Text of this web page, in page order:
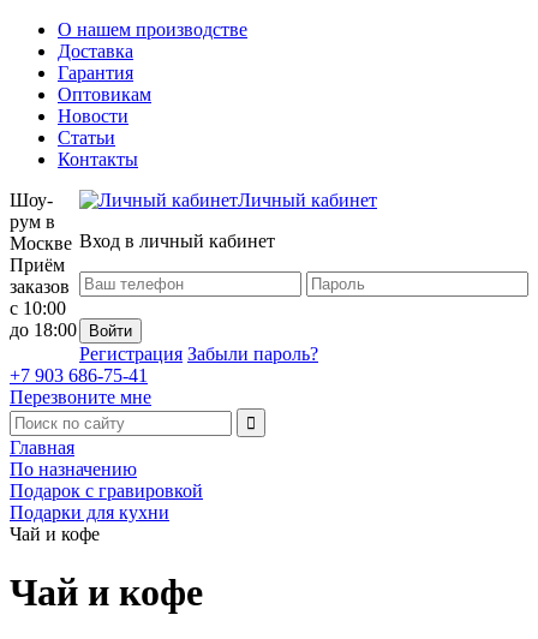
О нашем производстве
Доставка
Гарантия
Оптовикам
Новости
Статьи
Контакты
Личный кабинет
Вход в личный кабинет
Регистрация Забыли пароль?
Шоу-
рум в
Москве
Приём
заказов
с 10:00
до 18:00
+7 903 686-75-41
Перезвоните мне
Главная
По назначению
Подарок с гравировкой
Подарки для кухни
Чай и кофе
Чай и кофе